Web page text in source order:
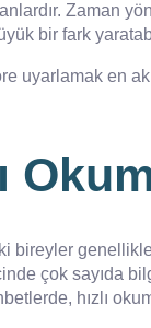
Zaman
bir fark
uyarlamak en
çok sayıda
hızlı